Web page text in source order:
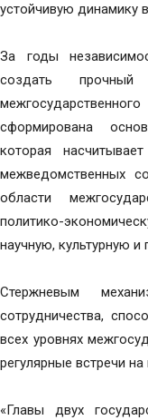
устойчивую динамику
За годы
создать
сформирована
которая
межведомственных
области
политико-
научную, культурную и
Стержневым
сотрудничества,
всех уровнях
регулярные встречи
«Главы двух